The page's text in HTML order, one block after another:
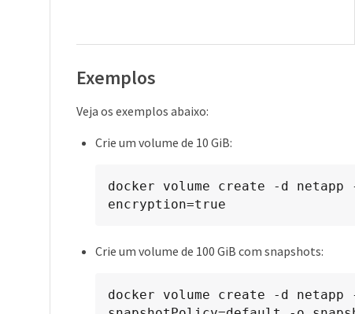
Exemplos
Veja os exemplos abaixo:
Crie um volume de 10 GiB:
docker volume create -d netapp
encryption=true
Crie um volume de 100 GiB com snapshots:
docker volume create -d netapp